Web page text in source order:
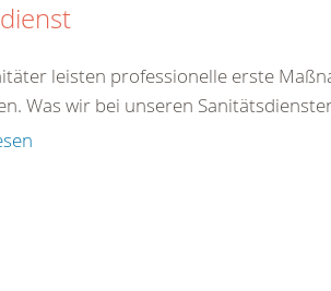
leisten professionelle erste
Was wir bei unseren